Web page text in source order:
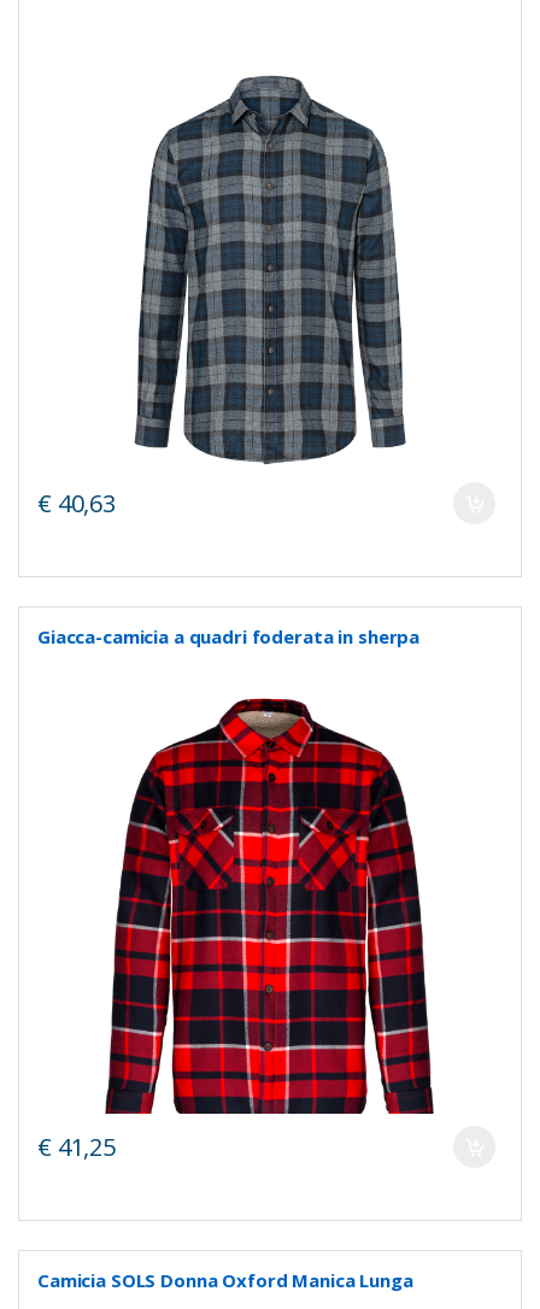
€ 40,63
Giacca-camicia a quadri foderata in sherpa
€ 41,25
Camicia SOLS Donna Oxford Manica Lunga